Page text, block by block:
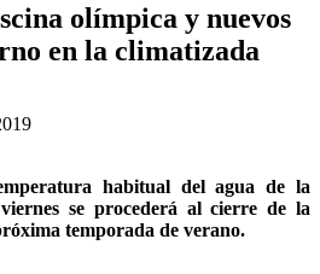
olímpica y nuevos
en la climatizada
habitual del agua de la
se procederá al cierre de la
temporada de verano.